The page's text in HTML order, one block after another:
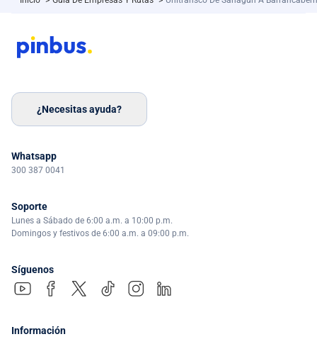
¿Necesitas ayuda?
Whatsapp
300 387 0041
Soporte
Lunes a Sábado de 6:00 a.m. a 10:00 p.m.
Domingos y festivos de 6:00 a.m. a 09:00 p.m.
Síguenos
Información